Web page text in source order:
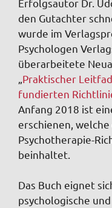
den Gutachter
wurde im
Psychologen
überarbeitete
Praktischer
fundierten
Anfang 2018 ist
erschienen,
Psychotherapie-
beinhaltet.
Das Buch eignet
psychologische